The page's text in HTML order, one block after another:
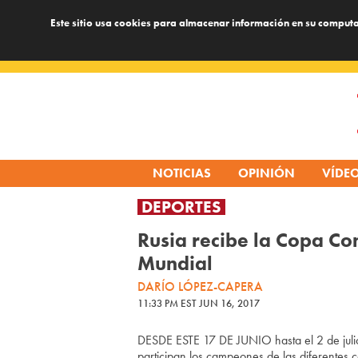
Este sitio usa cookies para almacenar información en su
NOTICIAS OPINIÓN
DEPORTES
Rusia recibe la Copa
Mundial
DARÍO LÓPEZ-CAPERA
11:33 PM EST JUN 16, 2017
DESDE ESTE 17 DE JUNIO hasta el 2 de